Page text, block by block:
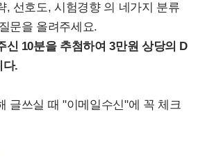
, 선호도, 시험경향 의 네가지 분류
문을 올려주세요.
신 10분을 추첨하여 3만원 상당의 D
다.
글쓰실 때 "이메일수신"에 꼭 체크